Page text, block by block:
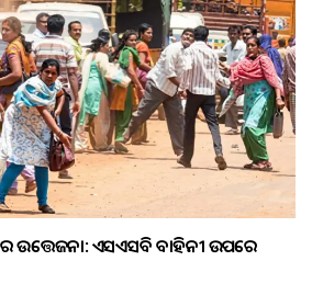
ଉତ୍ତେଜନା: ଏସଏସବି ବାହିନୀ ଉପରେ